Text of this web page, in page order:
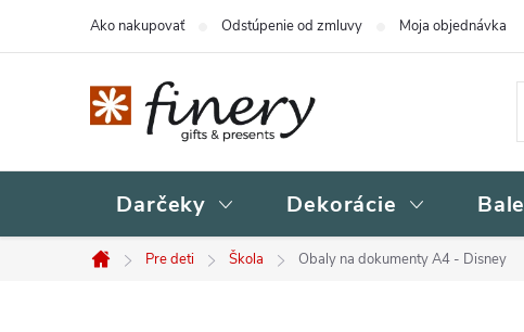
Ako nakupovať Odstúpenie od zmluvy Moja objednávka
Darčeky Dekorácie
Domov
Pre deti Škola Obaly na dokumenty A4 - Disney